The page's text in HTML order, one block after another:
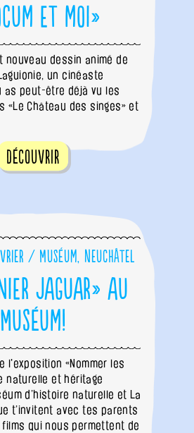
et moi»
nouveau dessin animé de
un cinéaste
peut-être déjà vu les
«Le Château des singes» et
Découvrir
/ Muséum, Neuchâtel
Jaguar» au
Muséum!
l'exposition «Nommer les
naturelle et héritage
d’histoire naturelle et La
t’invitent avec tes parents
qui nous permettent de